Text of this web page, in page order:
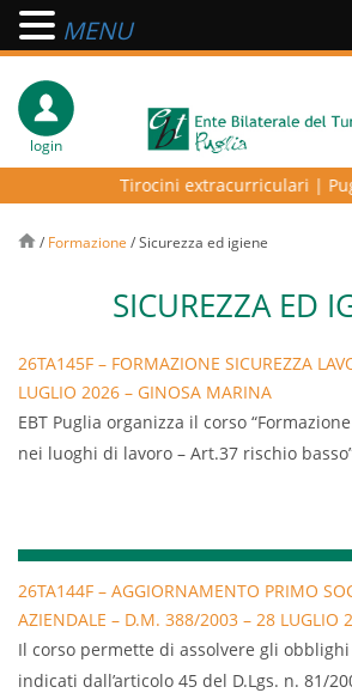
login
Tirocini extracurriculari|
/ Formazione /Sicurezza ed igiene
SICUREZZA ED
26TA145F – FORMAZIONE SICUREZZA
LUGLIO 2026 – GINOSA MARINA
EBT Puglia organizza il corso
nei luoghi di lavoro – Art.37 rischio
n. 59/CSR – 17 aprile 2025, permette di
81/2008 e s.m.i. a carico di tutto il
imprese classificate a rischio basso
Il corso è diretto a tutte le aziende del
26TA144F – AGGIORNAMENTO PRIMO
AZIENDALE – D.M. 388/2003 – 28 LUGLIO
CASTELLANETA
Il corso permette di assolvere gli
indicati dall’articolo 45 del D.Lgs. n. 81/
MENU